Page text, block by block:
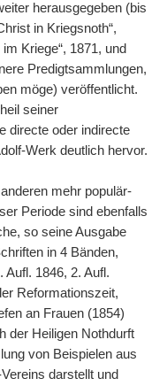
herausgegeben (bis
in Kriegsnoth“,
Kriege“, 1871, und
Predigtsammlungen,
möge) veröffentlicht.
seiner
directe oder indirecte
Werk deutlich hervor.
mehr populär-
Periode sind ebenfalls
so seine Ausgabe
in 4 Bänden,
Aufl. 1846, 2. Aufl.
Reformationszeit,
an Frauen (1854)
der Heiligen Nothdurft
von Beispielen aus
darstellt und